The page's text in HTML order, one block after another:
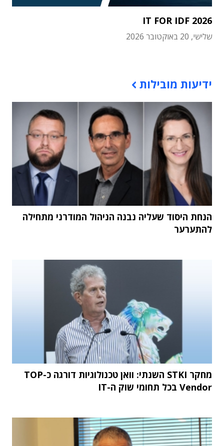
IT FOR IDF 2026
שלישי, 20 באוקטובר 2026
ידיעות מובילות
הנחת היסוד שעליה נבנה הניהול המודרני מתחילה
להתערער
מחקר STKI השנתי: וואן טכנולוגיות דורגה כ-TOP
Vendor בכל תחומי שוק ה-IT